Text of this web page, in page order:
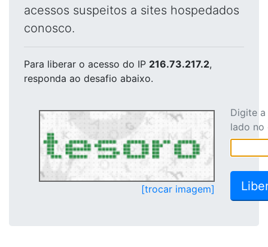
acessos suspeitos a sites hospedados
conosco.
Para liberar o acesso do IP 216.73.217.2,
responda ao desafio abaixo.
[trocar imagem]
Digite
lado no